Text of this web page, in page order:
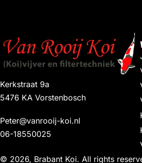
Kerkstraat 9a
5476 KA Vorstenbosch
Peter@vanrooij-koi.nl
06-18550025
© 2026, Brabant Koi. All rights